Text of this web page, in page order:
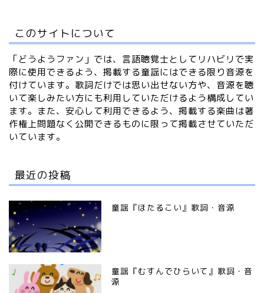
このサイトについて
「どうようファン」では、言語聴覚士としてリハビリで実
際に使用できるよう、掲載する童謡にはできる限り音源を
付けています。歌詞だけでは思い出せない方や、音源を聴
いて楽しみたい方にも利用していただけるよう構成してい
ます。また、安心して利用できるよう、掲載する楽曲は著
作権上問題なく公開できるものに限って掲載させていただ
いています。
最近の投稿
童謡『ほたるこい』歌詞・音源
童謡『むすんでひらいて』歌詞・音
源